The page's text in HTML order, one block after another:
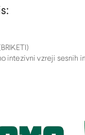
intezivni vzreji sesnih